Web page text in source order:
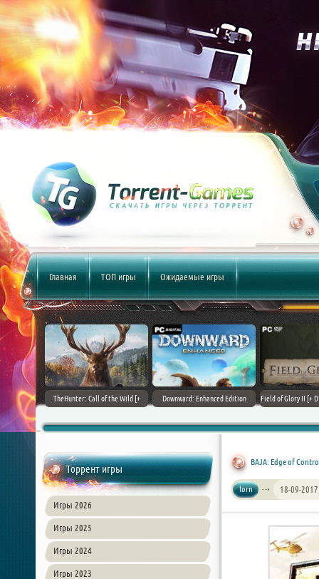
Главная ТОП игры Ожидаемые игры
(2017)
TheHunter: Call of the Wild [+
Downward: Enhanced Edition
Field of Glory II [+
Торрент игры
Игры 2026
Игры 2025
Игры 2024
Игры 2023
BAJA: Edge of
lorn 18-09-